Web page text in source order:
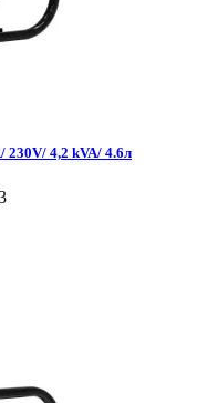
230V/ 4,2 kVA/ 4.6л